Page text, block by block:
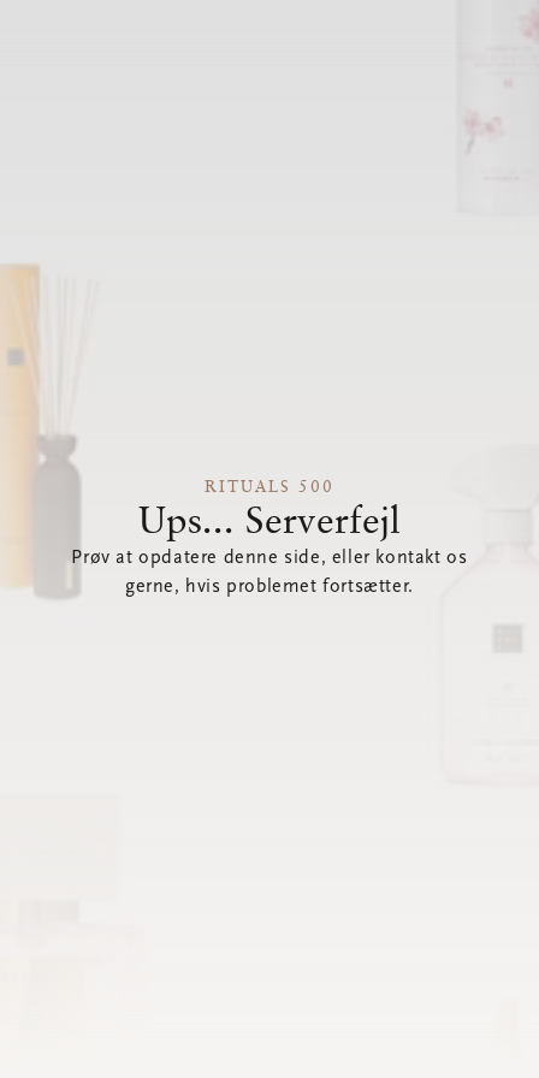
RITUALS 500
Ups... Serverfejl
Prøv at opdatere denne side, eller kontakt os
gerne, hvis problemet fortsætter.